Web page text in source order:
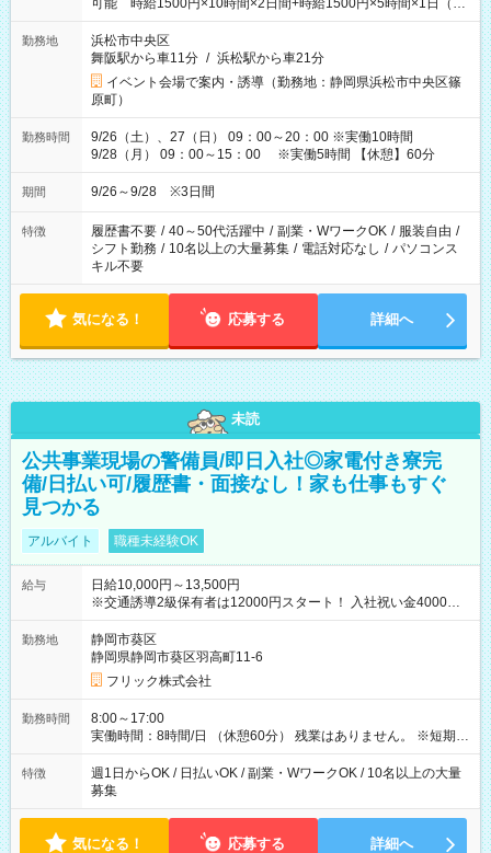
可能 時給1500円×10時間×2日間+時給1500円×5時間×1日（実
働8時間を越えた時給：1875円）
勤務地
浜松市中央区
舞阪駅から車11分 / 浜松駅から車21分
イベント会場で案内・誘導（勤務地：静岡県浜松市中央区篠
原町）
勤務時間
9/26（土）、27（日） 09：00～20：00 ※実働10時間
9/28（月） 09：00～15：00 ※実働5時間 【休憩】60分
期間 9/26～9/28 ※3日間
特徴 履歴書不要 / 40～50代活躍中 / 副業・WワークOK / 服装自由 /
シフト勤務 / 10名以上の大量募集 / 電話対応なし / パソコンス
キル不要
気になる！ 応募する 詳細へ
未読
公共事業現場の警備員/即日入社◎家電付き寮完
備/日払い可/履歴書・面接なし！家も仕事もすぐ
見つかる
アルバイト 職種未経験OK
給与
日給10,000円～13,500円
※交通誘導2級保有者は12000円スタート！ 入社祝い金4000円
【試用期間】試用期間なし
勤務地
静岡市葵区
静岡県静岡市葵区羽高町11-6
フリック株式会社
勤務時間
8:00～17:00
実働時間：8時間/日 （休憩60分） 残業はありません。 ※短期の
募集は行っておりません。予めご了承くださいませ。
特徴
週1日からOK / 日払いOK / 副業・WワークOK / 10名以上の大量
募集
気になる！ 応募する 詳細へ